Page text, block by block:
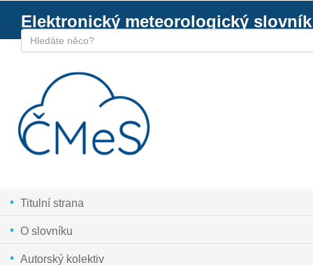
Elektronický meteorologický slovník
Titulní strana
O slovníku
Autorský kolektiv